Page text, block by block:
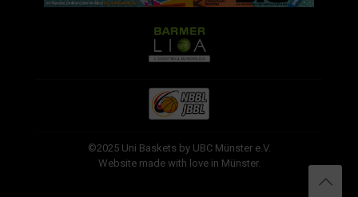
©2025 Uni Baskets by UBC Münster e.V.
Website made with love in Münster.